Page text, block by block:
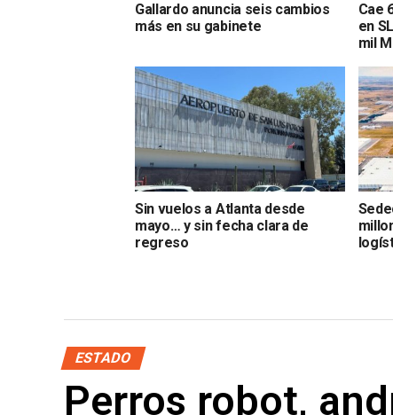
Gallardo anuncia seis cambios
más en su gabinete
Cae
en
mil
Sin vuelos a Atlanta desde
mayo… y sin fecha clara de
regreso
ESTADO
Perros robot,